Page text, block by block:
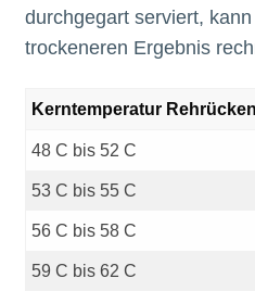
durchgegart serviert,
trockeneren Ergebnis
Kerntemperatur Rehrücken
48 C bis 52 C
53 C bis 55 C
56 C bis 58 C
59 C bis 62 C